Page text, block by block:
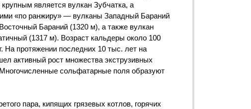
является вулкан Зубчатка, а
«по ранжиру» — вулканы Западный Бараний
Бараний (1320 м), а также вулкан
(1317 м). Возраст кальдеры около 100
На протяжении последних 10 тыс. лет на
активный рост множества экструзивных
сольфатарные поля образуют
пара, кипящих грязевых котлов, горячих